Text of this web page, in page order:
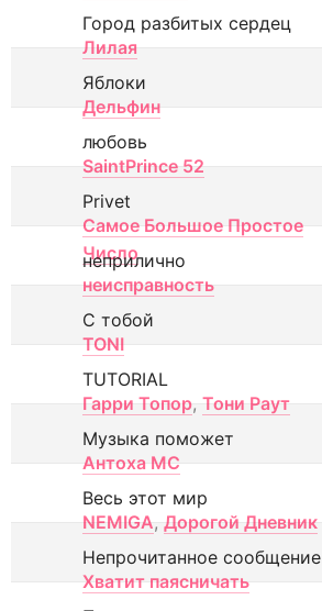
Город разбитых сердец
Лилая
Яблоки
Дельфин
любовь
SaintPrince 52
Privet
Самое Большое Простое
Число
неприлично
неисправность
С тобой
TONI
TUTORIAL
Гарри Топор, Тони Раут
Музыка поможет
Антоха МС
Весь этот мир
NEMIGA, Дорогой Дневник
Непрочитанное сообщение
Хватит паясничать